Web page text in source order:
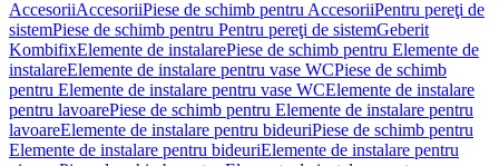
AccesoriiAccesoriiPiese de schimb pentru AccesoriiPentru pereţi de
sistemPiese de schimb pentru Pentru pereţi de sistemGeberit
KombifixElemente de instalarePiese de schimb pentru Elemente de
instalareElemente de instalare pentru vase WCPiese de schimb
pentru Elemente de instalare pentru vase WCElemente de instalare
pentru lavoarePiese de schimb pentru Elemente de instalare pentru
lavoareElemente de instalare pentru bideuriPiese de schimb pentru
Elemente de instalare pentru bideuriElemente de instalare pentru